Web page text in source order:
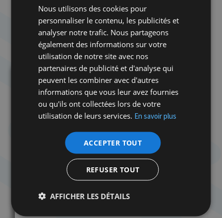
l’adoption de la Déclaration universelle des droits
de l’homme, de nombreuses voix se sont élevées
pour dire qu’il est temps de rédiger une déclaration
des devoirs de l’homme.
Un sage en quête de dialogue
Il serait commode de penser que le Grand
Rabbin de Bruxelles attaché au Consistoire
central israélite de Belgique soit un homme
conventions désuètes de cette institution créée
il y a plus de deux siècles. C’est tentant mais cela
revient surtout à passer à côté de l’originalité de
son parcours et de ses engagements citoyens.
arrivé en Belgique en septembre 1970 en
Nous utilisons des cookies pour
personnaliser le contenu, les publicités et
analyser notre trafic. Nous partageons
également des informations sur votre
utilisation de notre site avec nos
partenaires de publicité et d'analyse qui
peuvent les combiner avec d'autres
informations que vous leur avez fournies
ou qu'ils ont collectées lors de votre
utilisation de leurs services. En savoir plus
ACCEPTER TOUT
REFUSER TOUT
AFFICHER LES DÉTAILS